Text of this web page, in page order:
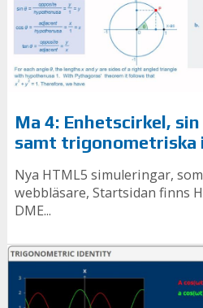
Ma 4: Enhetscirkel,
samt
Nya HTML5 simuleringar,
webbläsare, Startsidan finns
DME...